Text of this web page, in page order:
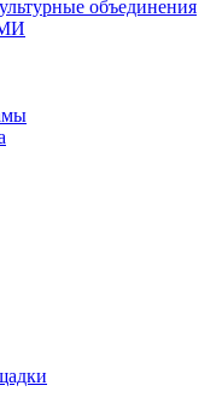
объединения